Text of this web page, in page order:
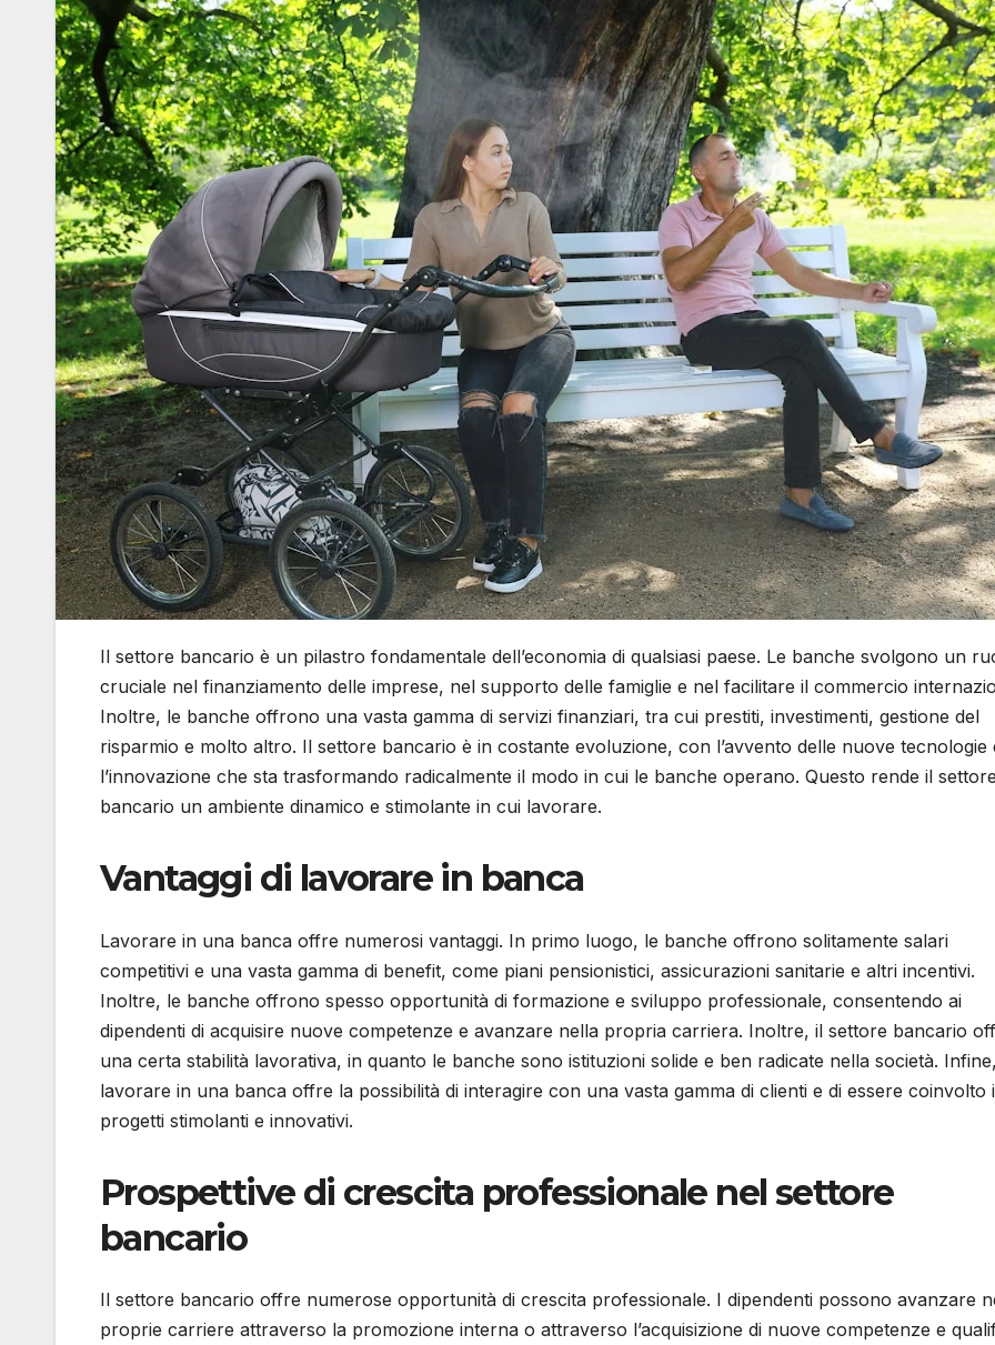
Il settore bancario è un pilastro fondamentale dell’economia di qualsiasi paese. Le banche svolgono un
cruciale nel finanziamento delle imprese, nel supporto delle famiglie e nel facilitare il commercio
Inoltre, le banche offrono una vasta gamma di servizi finanziari, tra cui prestiti, investimenti, gestione del
risparmio e molto altro. Il settore bancario è in costante evoluzione, con l’avvento delle nuove tecnologie
l’innovazione che sta trasformando radicalmente il modo in cui le banche operano. Questo rende il settore
bancario un ambiente dinamico e stimolante in cui lavorare.
Vantaggi di lavorare in banca
Lavorare in una banca offre numerosi vantaggi. In primo luogo, le banche offrono solitamente salari
competitivi e una vasta gamma di benefit, come piani pensionistici, assicurazioni sanitarie e altri incentivi.
Inoltre, le banche offrono spesso opportunità di formazione e sviluppo professionale, consentendo ai
dipendenti di acquisire nuove competenze e avanzare nella propria carriera. Inoltre, il settore bancario
una certa stabilità lavorativa, in quanto le banche sono istituzioni solide e ben radicate nella società. Infine,
lavorare in una banca offre la possibilità di interagire con una vasta gamma di clienti e di essere coinvolto
progetti stimolanti e innovativi.
Prospettive di crescita professionale nel settore
bancario
Il settore bancario offre numerose opportunità di crescita professionale. I dipendenti possono avanzare
proprie carriere attraverso la promozione interna o attraverso l’acquisizione di nuove competenze e